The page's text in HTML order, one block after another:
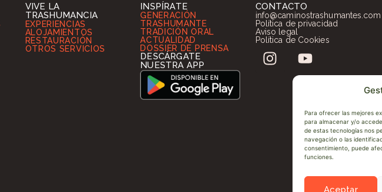
Para ofrecer las mejores
para almacenar y/o
de estas tecnologías nos
navegación o las
consentimiento, puede
funciones.
Aceptar
VIVE LA
TRASHUMANCIA
EXPERIENCIAS
ALOJAMIENTOS
RESTAURACIÓN
OTROS SERVICIOS
INSPÍRATE
GENERACIÓN
TRASHUMANTE
TRADICIÓN ORAL
ACTUALIDAD
DOSSIER DE PRENSA
DESCÁRGATE
NUESTRA APP
CONTACTO
info@caminostrashumantes.com
Política de privacidad
Aviso legal
Política de Cookies